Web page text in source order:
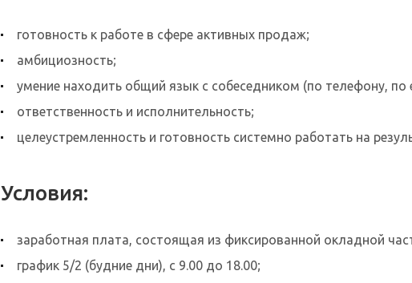
готовность к работе в сфере активных продаж;
амбициозность;
умение находить общий язык с собеседником (по телефону, по
ответственность и исполнительность;
целеустремленность и готовность системно работать на
Условия:
заработная плата, состоящая из фиксированной окладной
график 5/2 (будние дни), с 9.00 до 18.00;